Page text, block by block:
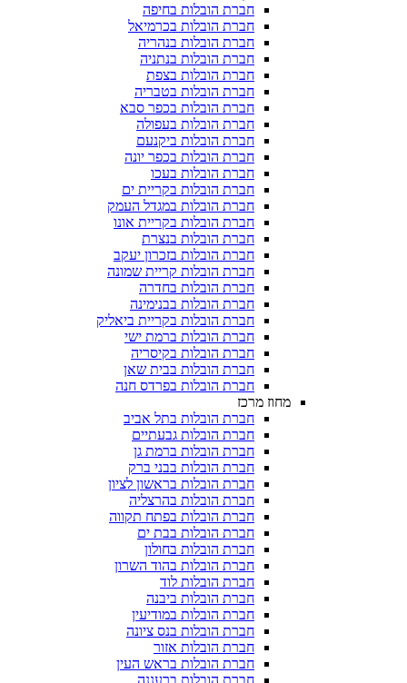
חברת הובלות בחיפה
חברת הובלות בכרמיאל
חברת הובלות בנהריה
חברת הובלות בנתניה
חברת הובלות בצפת
חברת הובלות בטבריה
חברת הובלות בכפר סבא
חברת הובלות בעפולה
חברת הובלות ביקנעם
חברת הובלות בכפר יונה
חברת הובלות בעכו
חברת הובלות בקריית ים
חברת הובלות במגדל העמק
חברת הובלות בקריית אונו
חברת הובלות בנצרת
חברת הובלות בזכרון יעקב
חברת הובלות קריית שמונה
חברת הובלות בחדרה
חברת הובלות בבנימינה
חברת הובלות בקריית ביאליק
חברת הובלות ברמת ישי
חברת הובלות בקיסריה
חברת הובלות בבית שאן
חברת הובלות בפרדס חנה
חברת הובלות בתל אביב
חברת הובלות גבעתיים
חברת הובלות ברמת גן
חברת הובלות בבני ברק
חברת הובלות בראשון לציון
חברת הובלות בהרצליה
חברת הובלות בפתח תקווה
חברת הובלות בבת ים
חברת הובלות בחולון
חברת הובלות בהוד השרון
חברת הובלות ביבנה
חברת הובלות במודיעין
חברת הובלות בנס ציונה
חברת הובלות אזור
חברת הובלות בראש העין
חברת הובלות ברעננה